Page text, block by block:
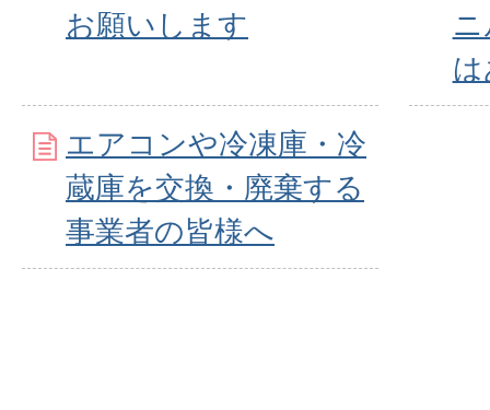
お願いします
エアコンや冷凍庫・冷
蔵庫を交換・廃棄する
事業者の皆様へ